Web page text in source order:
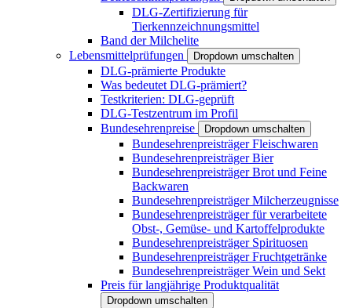
DLG-Zertifizierung für
Tierkennzeichnungsmittel
Band der Milchelite
Lebensmittelprüfungen
Dropdown umschalten
DLG-prämierte Produkte
Was bedeutet DLG-prämiert?
Testkriterien: DLG-geprüft
DLG-Testzentrum im Profil
Bundesehrenpreise
Dropdown umschalten
Bundesehrenpreisträger Fleischwaren
Bundesehrenpreisträger Bier
Bundesehrenpreisträger Brot und Feine
Backwaren
Bundesehrenpreisträger Milcherzeugnisse
Bundesehrenpreisträger für verarbeitete
Obst-, Gemüse- und Kartoffelprodukte
Bundesehrenpreisträger Spirituosen
Bundesehrenpreisträger Fruchtgetränke
Bundesehrenpreisträger Wein und Sekt
Preis für langjährige Produktqualität
Dropdown umschalten